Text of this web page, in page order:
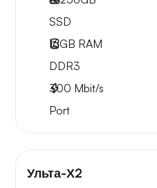
SSD
16GB RAM
DDR3
300 Mbit/s
Port
Ульта-Х2